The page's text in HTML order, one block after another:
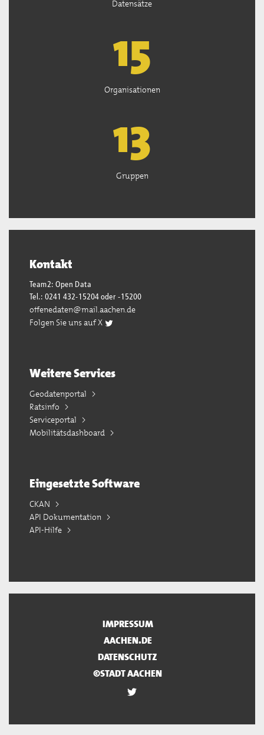
Datensätze
15
Organisationen
13
Gruppen
Kontakt
Team2: Open Data
Tel.: 0241 432-15204 oder -15200
offenedaten@mail.aachen.de
Folgen Sie uns auf X
Weitere Services
Geodatenportal
Ratsinfo
Serviceportal
Mobilitätsdashboard
Eingesetzte Software
CKAN
API Dokumentation
API-Hilfe
IMPRESSUM
AACHEN.DE
DATENSCHUTZ
©STADT AACHEN